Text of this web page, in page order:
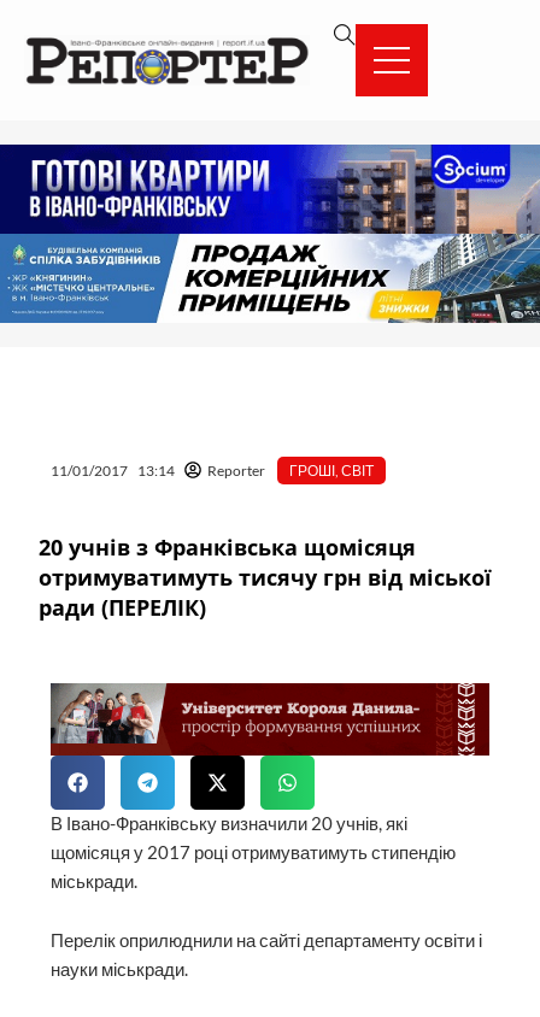
вмісту
11/01/2017 13:14 Reporter ГРОШІ ,СВІТ
20 учнів з Франківська щомісяця
отримуватимуть тисячу грн від міської
ради (ПЕРЕЛІК)
В Івано-Франківську визначили 20 учнів, які
щомісяця у 2017 році отримуватимуть стипендію
міськради.
Перелік оприлюднили на сайті департаменту освіти і
науки міськради.